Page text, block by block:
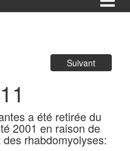
Suivant
a été retirée du
2001 en raison de
rhabdomyolyses: